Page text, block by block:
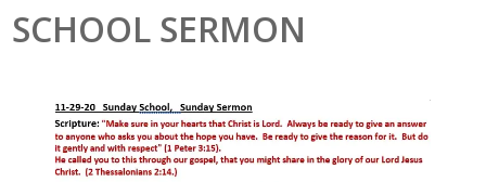
SCHOOL SERMON